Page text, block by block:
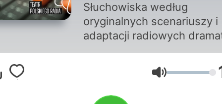
Słuchowiska według
oryginalnych scenariuszy i
adaptacji radiowych
scenicznych, powieści,
reportaży, poezji.
Volume